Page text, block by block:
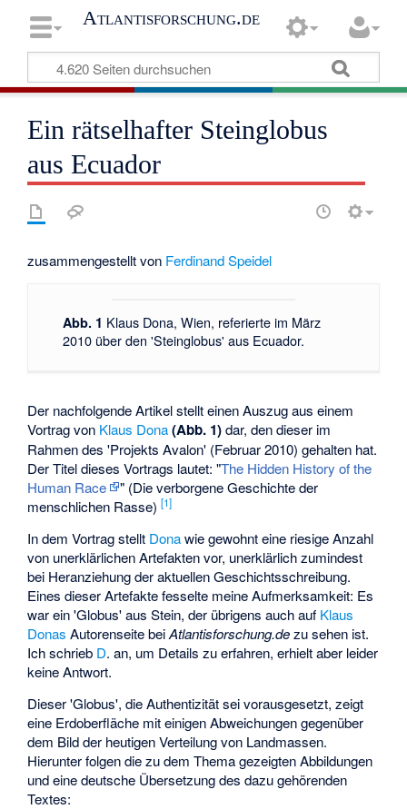
Atlantisforschung.de
Ein rätselhafter Steinglobus
aus Ecuador
zusammengestellt von Ferdinand Speidel
Abb. 1 Klaus Dona, Wien, referierte im März
2010 über den 'Steinglobus' aus Ecuador.
Der nachfolgende Artikel stellt einen Auszug aus einem
Vortrag von Klaus Dona (Abb. 1)dar, den dieser im
Rahmen des 'Projekts Avalon' (Februar 2010) gehalten hat.
Der Titel dieses Vortrags lautet: "The Hidden History of the
Human Race
" (Die verborgene Geschichte der
menschlichen Rasse)[1]
In dem Vortrag stellt Donawie gewohnt eine riesige Anzahl
von unerklärlichen Artefakten vor, unerklärlich zumindest
bei Heranziehung der aktuellen Geschichtsschreibung.
Eines dieser Artefakte fesselte meine Aufmerksamkeit: Es
war ein 'Globus' aus Stein, der übrigens auch auf Klaus
Donas Autorenseite beiAtlantisforschung.dezu sehen ist.
Ich schrieb D. an, um Details zu erfahren, erhielt aber leider
keine Antwort.
Dieser 'Globus', die Authentizität sei vorausgesetzt, zeigt
eine Erdoberfläche mit einigen Abweichungen gegenüber
dem Bild der heutigen Verteilung von Landmassen.
Hierunter folgen die zu dem Thema gezeigten Abbildungen
und eine deutsche Übersetzung des dazu gehörenden
Textes: